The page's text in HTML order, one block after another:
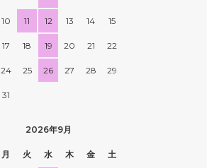
10 11 12 13 14 15
17 18 19 20 21 22
24 25 26 27 28 29
31
2026年9月
月 火 水 木 金 土